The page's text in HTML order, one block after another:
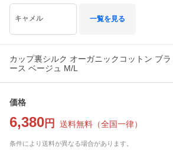
キャメル 一覧を見る
カップ裏シルク オーガニックコットン ブ
ース ベージュ M/L
価格
6,380 円 送料無料 （全国一律）
条件により送料が異なる場合があります。